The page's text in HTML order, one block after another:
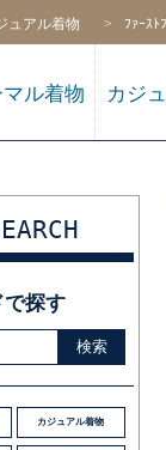
ル・販売
）
ュアル着物 ﾌｧｰｽ
ル着物 カジ
で探す
検索
カジュアル着物